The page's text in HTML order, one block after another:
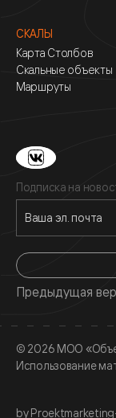
СКАЛЫ
Карта Столбов
Скальные объекты
Маршруты
Подписка на
Предыдущая
© 2026 МОО
Использование
by